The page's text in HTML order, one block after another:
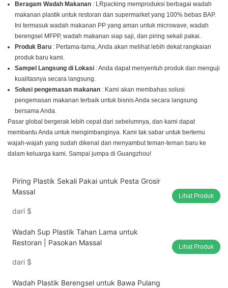
Beragam Wadah Makanan : LRpacking memproduksi berbagai wadah
makanan plastik untuk restoran dan supermarket yang 100% bebas BAP.
Ini termasuk wadah makanan PP yang aman untuk microwave, wadah
berengsel MFPP, wadah makanan siap saji, dan piring sekali pakai.
Produk Baru : Pertama-tama, Anda akan melihat lebih dekat rangkaian
produk baru kami.
Sampel Langsung di Lokasi : Anda dapat menyentuh produk dan menguji
kualitasnya secara langsung.
Solusi pengemasan makanan : Kami akan membahas solusi
pengemasan makanan terbaik untuk bisnis Anda secara langsung
bersama Anda.
Pasar global bergerak lebih cepat dari sebelumnya, dan kami dapat
membantu Anda untuk mengimbanginya. Kami tak sabar untuk bertemu
wajah-wajah yang sudah dikenal dan menyambut teman-teman baru ke
dalam keluarga kami. Sampai jumpa di Guangzhou!
Piring Plastik Sekali Pakai untuk Pesta Grosir
Massal
dari $
Lihat Produk
Wadah Sup Plastik Tahan Lama untuk
Restoran | Pasokan Massal
dari $
Lihat Produk
Wadah Plastik Berengsel untuk Bawa Pulang